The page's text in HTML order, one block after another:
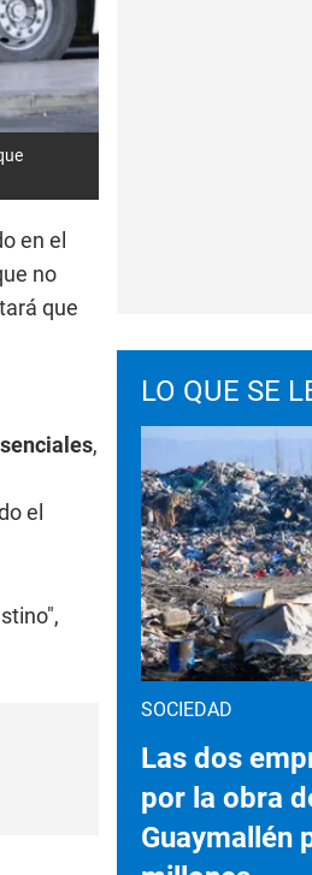
en el
no
que
,
el
LO QUE SE
SOCIEDAD
Las dos
por la obra
Guaymallén